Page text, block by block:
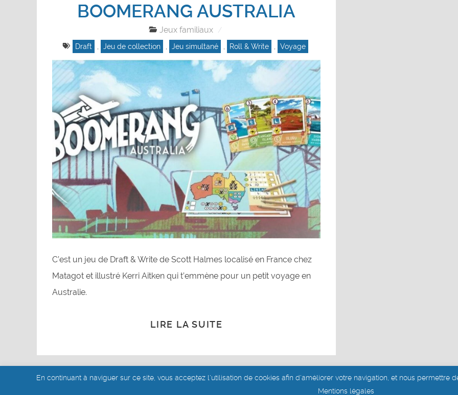
BOOMERANG AUSTRALIA
Jeux familiaux
Draft Jeu de collection Jeu simultané Roll & Write Voyage
C’est un jeu de Draft & Write de Scott Halmes localisé en France chez
Matagot et illustré Kerri Aitken qui t’emmène pour un petit voyage en
Australie.
LIRE LA SUITE
© akoa tujou 2019 - 2026- Mentions légales Site réalisé par Aurélie Dits
En continuant à naviguer sur ce site, vous acceptez l'utilisation de cookies afin d'améliorer votre navigation, et nous permettre
Mentions légales